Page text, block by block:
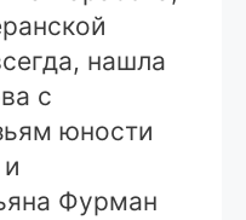
нашла
с
юности
Фурман